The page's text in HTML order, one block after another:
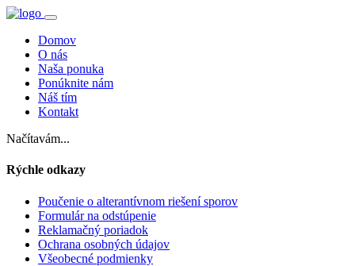
Domov
O nás
Naša ponuka
Ponúknite nám
Náš tím
Kontakt
Načítavám...
Rýchle odkazy
Poučenie o alterantívnom riešení sporov
Formulár na odstúpenie
Reklamačný poriadok
Ochrana osobných údajov
Všeobecné podmienky